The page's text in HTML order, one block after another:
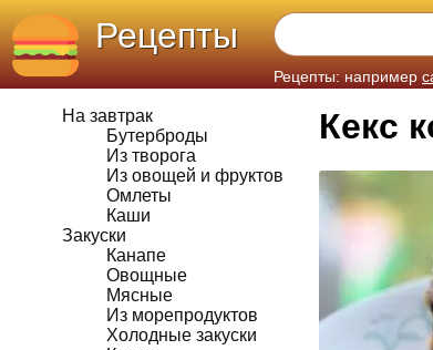
Рецепты
Рецепты: например
На завтрак
Бутерброды
Из творога
Из овощей и фруктов
Омлеты
Каши
Закуски
Канапе
Овощные
Мясные
Из морепродуктов
Холодные закуски
Кекс